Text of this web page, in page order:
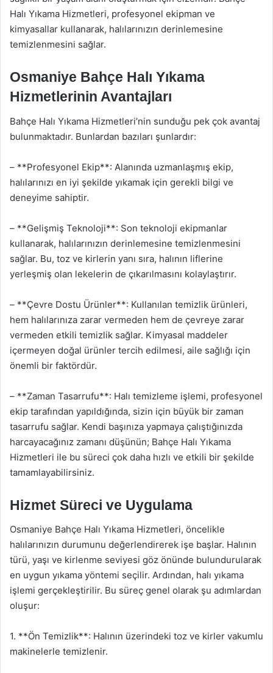
Halı Yıkama Hizmetleri, profesyonel ekipman ve
kimyasallar kullanarak, halılarınızın derinlemesine
temizlenmesini sağlar.
Osmaniye Bahçe Halı Yıkama
Hizmetlerinin Avantajları
Bahçe Halı Yıkama Hizmetleri’nin sunduğu pek çok avantaj
bulunmaktadır. Bunlardan bazıları şunlardır:
– **Profesyonel Ekip**: Alanında uzmanlaşmış ekip,
halılarınızı en iyi şekilde yıkamak için gerekli bilgi ve
deneyime sahiptir.
– **Gelişmiş Teknoloji**: Son teknoloji ekipmanlar
kullanarak, halılarınızın derinlemesine temizlenmesini
sağlar. Bu, toz ve kirlerin yanı sıra, halının liflerine
yerleşmiş olan lekelerin de çıkarılmasını kolaylaştırır.
– **Çevre Dostu Ürünler**: Kullanılan temizlik ürünleri,
hem halılarınıza zarar vermeden hem de çevreye zarar
vermeden etkili temizlik sağlar. Kimyasal maddeler
içermeyen doğal ürünler tercih edilmesi, aile sağlığı için
önemli bir faktördür.
– **Zaman Tasarrufu**: Halı temizleme işlemi, profesyonel
ekip tarafından yapıldığında, sizin için büyük bir zaman
tasarrufu sağlar. Kendi başınıza yapmaya çalıştığınızda
harcayacağınız zamanı düşünün; Bahçe Halı Yıkama
Hizmetleri ile bu süreci çok daha hızlı ve etkili bir şekilde
tamamlayabilirsiniz.
Hizmet Süreci ve Uygulama
Osmaniye Bahçe Halı Yıkama Hizmetleri, öncelikle
halılarınızın durumunu değerlendirerek işe başlar. Halının
türü, yaşı ve kirlenme seviyesi göz önünde bulundurularak
en uygun yıkama yöntemi seçilir. Ardından, halı yıkama
işlemi gerçekleştirilir. Bu süreç genel olarak şu adımlardan
oluşur:
1. **Ön Temizlik**: Halının üzerindeki toz ve kirler vakumlu
makinelerle temizlenir.